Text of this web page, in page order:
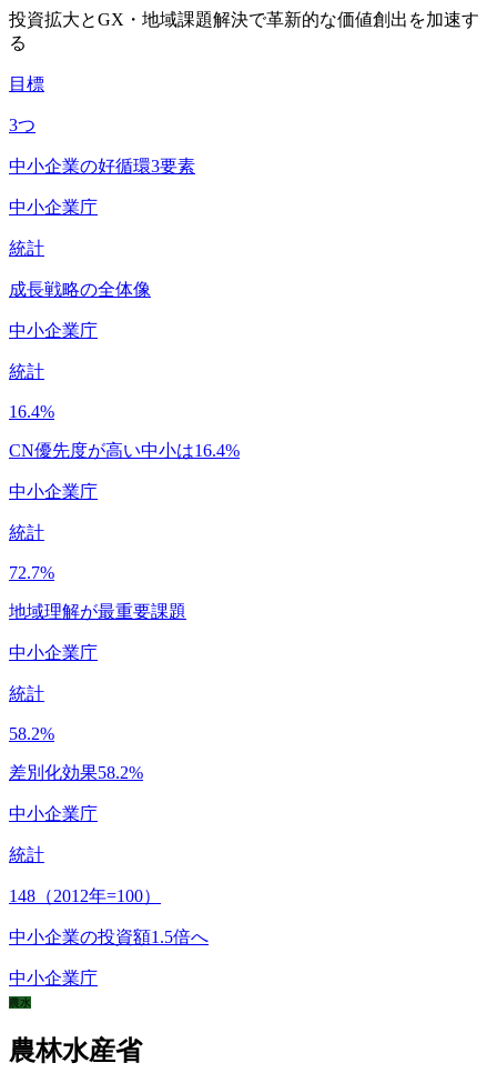
投資拡大とGX・地域課題解決で革新的な価値創出を加速す
る
目標
3つ
中小企業の好循環3要素
中小企業庁
統計
成長戦略の全体像
中小企業庁
統計
16.4%
CN優先度が高い中小は16.4%
中小企業庁
統計
72.7%
地域理解が最重要課題
中小企業庁
統計
58.2%
差別化効果58.2%
中小企業庁
統計
148 （2012年=100）
中小企業の投資額1.5倍へ
中小企業庁
農水
農林水産省